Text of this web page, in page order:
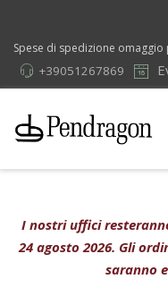
Spese di spedizione
+39051267869
I nostri uffici
24 agosto 2026. Gli
saranno